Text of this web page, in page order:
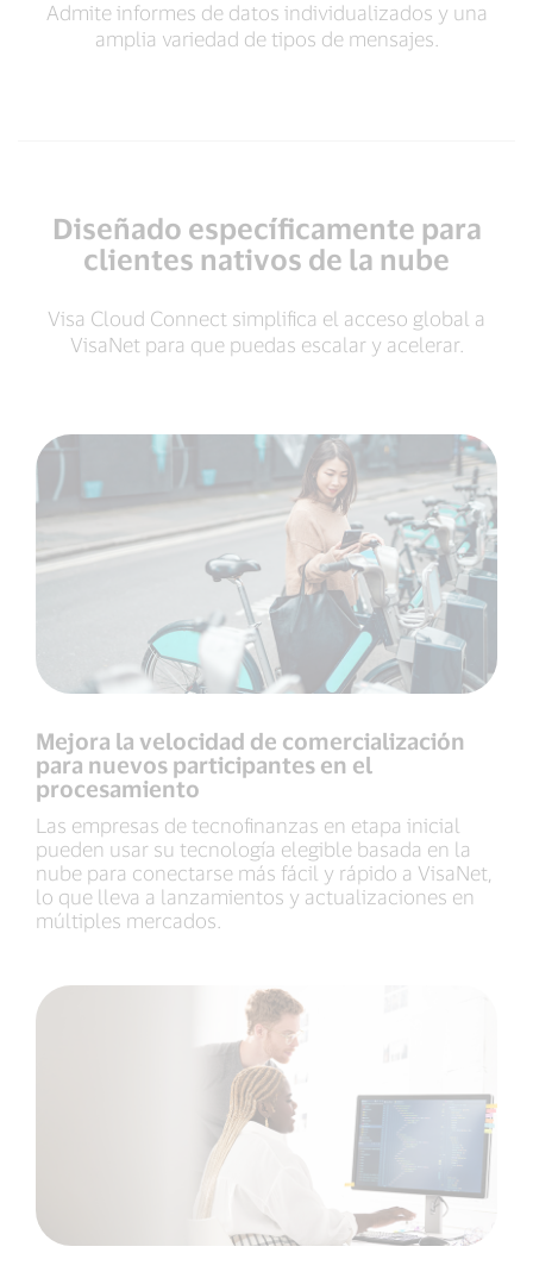
Admite informes de datos individualizados y una
amplia variedad de tipos de mensajes.
Diseñado específicamente para
clientes nativos de la nube
Visa Cloud Connect simplifica el acceso global a
VisaNet para que puedas escalar y acelerar.
Mejora la velocidad de comercialización
para nuevos participantes en el
procesamiento
Las empresas de tecnofinanzas en etapa inicial
pueden usar su tecnología elegible basada en la
nube para conectarse más fácil y rápido a VisaNet,
lo que lleva a lanzamientos y actualizaciones en
múltiples mercados.